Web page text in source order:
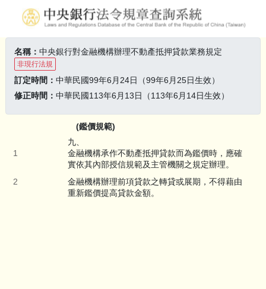
名稱： 中央銀行對金融機構辦理不動產抵押貸款業務規定
非現行法規
訂定時間： 中華民國99年6月24日（99年6月25日生效）
修正時間： 中華民國113年6月13日（113年6月14日生效）
(鑑價規範)
九、
金融機構承作不動產抵押貸款而為鑑價時，應確
實依其內部授信規範及主管機關之規定辦理。
金融機構辦理前項貸款之轉貸或展期，不得藉由
重新鑑價提高貸款金額。